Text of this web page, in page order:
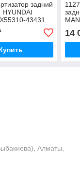
задний
43431
14
Алматы,